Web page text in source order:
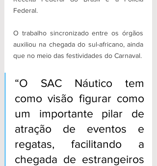
Federal.
O trabalho sincronizado entre os órgãos
auxiliou na chegada do sul-africano, ainda
“O SAC Náutico tem
como visão figurar como
um importante pilar de
atração de eventos e
regatas, facilitando a
chegada de estrangeiros